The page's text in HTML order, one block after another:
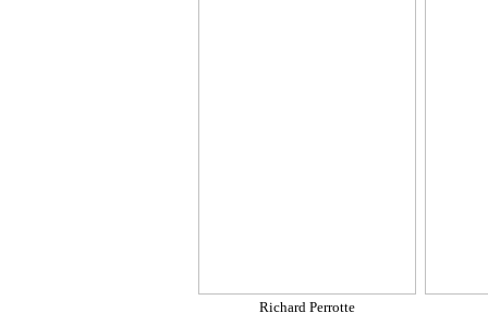
Richard Perrotte